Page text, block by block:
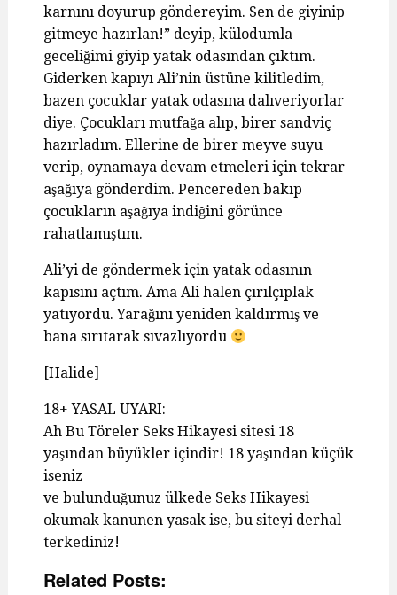
karnını doyurup göndereyim. Sen de giyinip
gitmeye hazırlan!” deyip, külodumla
geceliğimi giyip yatak odasından çıktım.
Giderken kapıyı Ali’nin üstüne kilitledim,
bazen çocuklar yatak odasına dalıveriyorlar
diye. Çocukları mutfağa alıp, birer sandviç
hazırladım. Ellerine de birer meyve suyu
verip, oynamaya devam etmeleri için tekrar
aşağıya gönderdim. Pencereden bakıp
çocukların aşağıya indiğini görünce
rahatlamıştım.
Ali’yi de göndermek için yatak odasının
kapısını açtım. Ama Ali halen çırılçıplak
yatıyordu. Yarağını yeniden kaldırmış ve
bana sırıtarak sıvazlıyordu
[Halide]
18+ YASAL UYARI:
Ah Bu Töreler Seks Hikayesi sitesi 18
yaşından büyükler içindir! 18 yaşından küçük
iseniz
ve bulunduğunuz ülkede Seks Hikayesi
okumak kanunen yasak ise, bu siteyi derhal
terkediniz!
Related Posts: